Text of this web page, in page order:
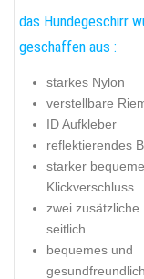
das Hundegeschirr
geschaffen aus :
starkes Nylon
verstellbare
ID Aufkleber
reflektierendes
starker
Klickverschluss
zwei zusätzliche
seitlich
bequemes und